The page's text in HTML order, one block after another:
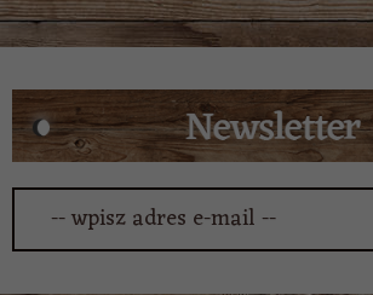
-- wpisz adres e-mail --